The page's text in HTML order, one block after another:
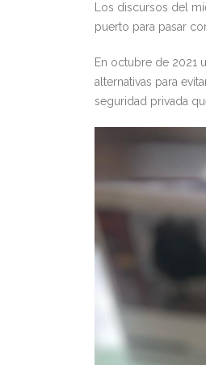
Los discursos del
puerto para pasar
En octubre de 2021
alternativas para
seguridad privada